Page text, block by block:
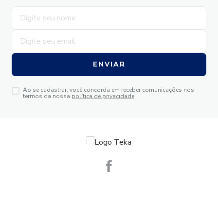
ENVIAR
Ao se cadastrar, você concorda em receber comunicações nos
termos da nossa política de privacidade